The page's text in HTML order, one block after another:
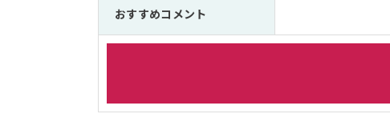
おすすめコメント